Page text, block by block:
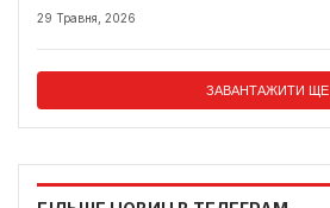
29 Травня, 2026
ЗАВАНТАЖИТИ ЩЕ